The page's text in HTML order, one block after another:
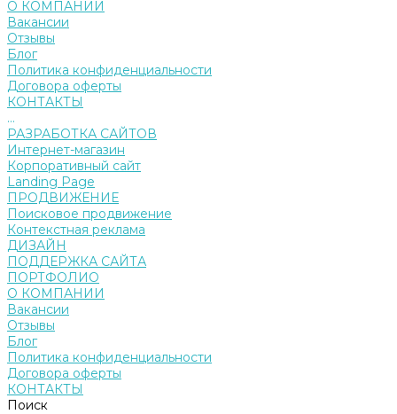
О КОМПАНИИ
Вакансии
Отзывы
Блог
Политика конфиденциальности
Договора оферты
КОНТАКТЫ
...
РАЗРАБОТКА САЙТОВ
Интернет-магазин
Корпоративный сайт
Landing Page
ПРОДВИЖЕНИЕ
Поисковое продвижение
Контекстная реклама
ДИЗАЙН
ПОДДЕРЖКА САЙТА
ПОРТФОЛИО
О КОМПАНИИ
Вакансии
Отзывы
Блог
Политика конфиденциальности
Договора оферты
КОНТАКТЫ
Поиск